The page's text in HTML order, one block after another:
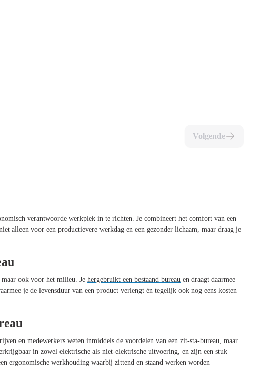
Volgende
verantwoorde werkplek in te richten. Je combineert het comfort van een
alleen voor een productievere werkdag en een gezonder lichaam, maar draag je
ook voor het milieu. Je hergebruikt een bestaand bureau en draagt daarmee
je de levensduur van een product verlengt én tegelijk ook nog eens kosten
en medewerkers weten inmiddels de voordelen van een zit-sta-bureau, maar
in zowel elektrische als niet-elektrische uitvoering, en zijn een stuk
ergonomische werkhouding waarbij zittend en staand werken worden